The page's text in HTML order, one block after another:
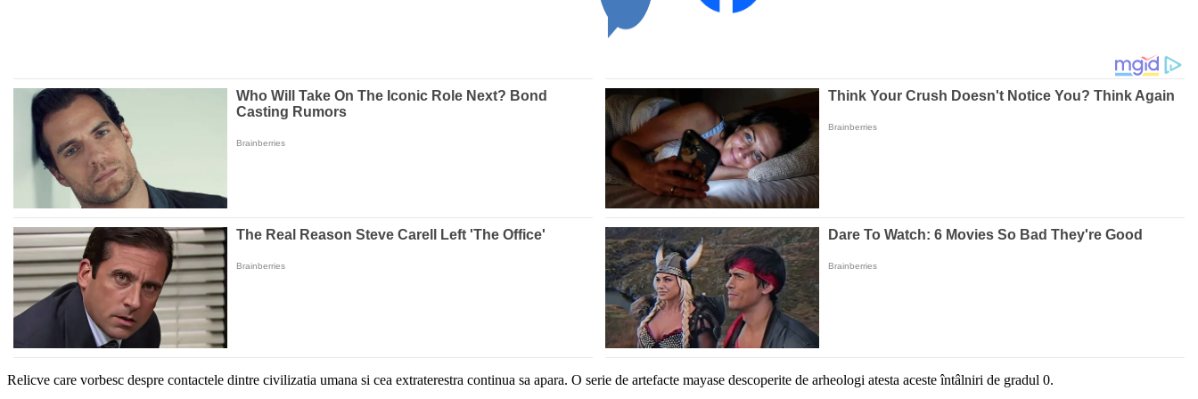
Relicve care vorbesc despre contactele dintre civilizatia umana si cea extraterestra continua sa apara. O serie de artefacte mayase descoperite de arheologi atesta aceste întâlniri de gradul 0.